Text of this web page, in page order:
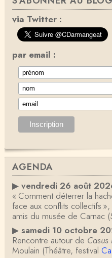
via Twitter :
par email :
AGENDA
▶ vendredi 26 août
« Comment déterrer la
face aux conflits collectifs
amis du musée de Carnac
▶ samedi 10 octobre
Rencontre autour de
Moulain (Théâtre, festival